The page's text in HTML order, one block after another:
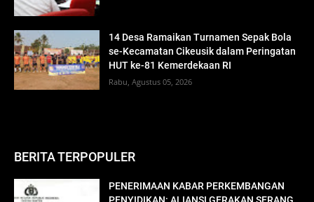
14 Desa Ramaikan Turnamen Sepak Bola
se-Kecamatan Cikeusik dalam Peringatan
HUT ke-81 Kemerdekaan RI
Rabu, Agustus 05, 2026
BERITA TERPOPULER
PENERIMAAN KABAR PERKEMBANGAN